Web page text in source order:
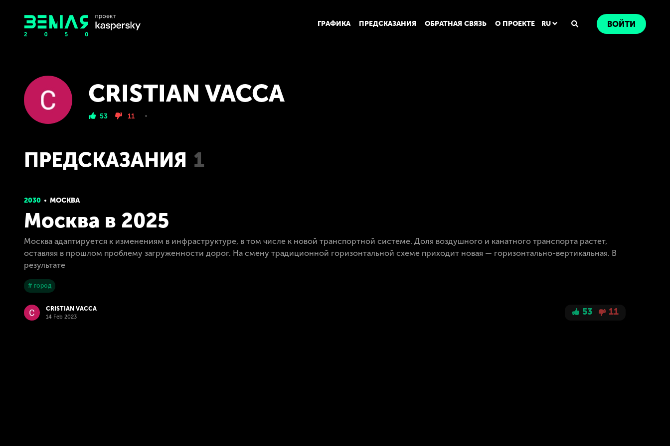
ГРАФИКА ПРЕДСКАЗАНИЯ ОБРАТНАЯ СВЯЗЬ О ПРОЕКТЕ RU ВОЙТИ
CRISTIAN VACCA
53 11
ПРЕДСКАЗАНИЯ 1
2030 МОСКВА
Москва в 2025
Москва адаптируется к изменениям в инфраструктуре, в том числе к новой транспортной системе. Доля воздушного и канатного транспорта растет,
оставляя в прошлом проблему загруженности дорог. На смену традиционной горизонтальной схеме приходит новая — горизонтально-вертикальная. В
результате
# город
CRISTIAN VACCA
14 Feb 2023 53 11